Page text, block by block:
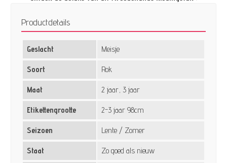
Productdetails
Geslacht Meisje
Soort Rok
Maat 2 jaar, 3 jaar
Etikettengrootte 2-3 jaar 98cm
Seizoen Lente / Zomer
Staat Zo goed als nieuw